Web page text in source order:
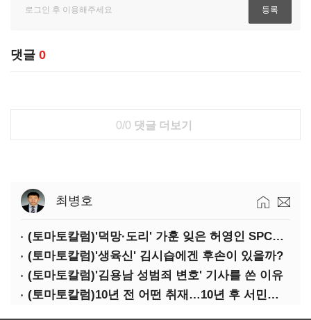
댓글 0
0/0 댓글 더보기
최병호
(토마토칼럼)'덕망·도리' 가훈 잊은 허영인 SPC그룹 회장
(토마토칼럼)'생육신' 김시습에겐 후손이 있을까?
(토마토칼럼)'김용남 성범죄 변호' 기사를 쓴 이유
(토마토칼럼)10년 전 어떤 취재…10년 후 서민석·박상용